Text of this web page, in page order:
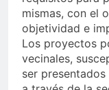
mismas, con el
objetividad e
Los proyectos
vecinales,
ser